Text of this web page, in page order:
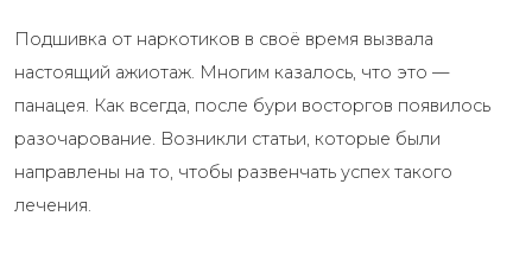
Подшивка от наркотиков в своё время вызвала
настоящий ажиотаж. Многим казалось, что это —
панацея. Как всегда, после бури восторгов появилось
разочарование. Возникли статьи, которые были
направлены на то, чтобы развенчать успех такого
лечения.